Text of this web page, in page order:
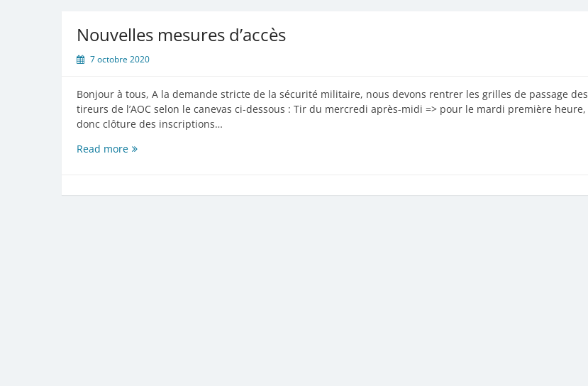
Nouvelles mesures d’accès
7 octobre 2020
Bonjour à tous, A la demande stricte de la sécurité militaire, nous devons rentrer les grilles de passage des
tireurs de l’AOC selon le canevas ci-dessous : Tir du mercredi après-midi => pour le mardi première heure,
donc clôture des inscriptions…
Read moreNouvelles